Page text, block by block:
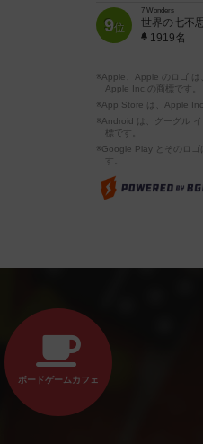
9位
7 Wonders
世界の七不
1919名
※Apple、Apple のロゴ は
Apple Inc.の商標です。
※App Store は、Apple
※Android は、グーグル
標です。
※Google Play とそのロ
す。
ボードゲームカフェ